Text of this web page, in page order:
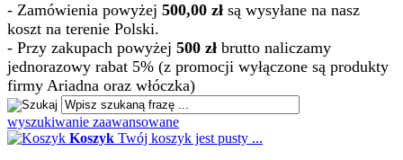
- Zamówienia powyżej 500,00 zł są wysyłane na nasz
koszt na terenie Polski.
- Przy zakupach powyżej 500 zł brutto naliczamy
jednorazowy rabat 5% (z promocji wyłączone są produkty
firmy Ariadna oraz włóczka)
wyszukiwanie zaawansowane
Koszyk Twój koszyk jest pusty ...